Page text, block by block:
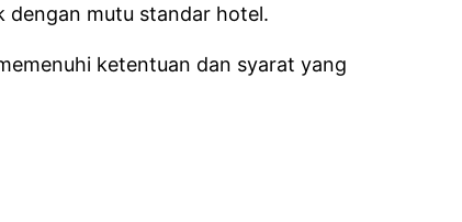
dengan mutu standar hotel.
ketentuan dan syarat yang